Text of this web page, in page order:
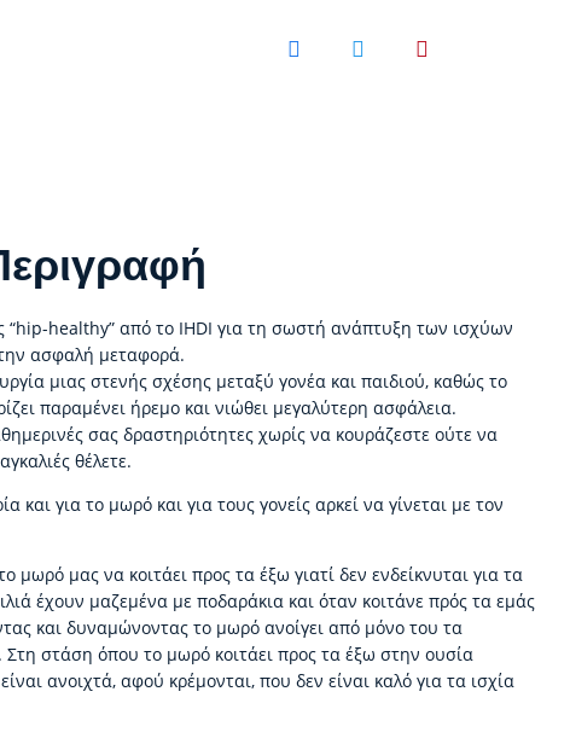
“hip-healthy” από το IHDI για τη σωστή ανάπτυξη των ισχύων
την ασφαλή μεταφορά.
μιας στενής σχέσης μεταξύ γονέα και παιδιού, καθώς το
παραμένει ήρεμο και νιώθει μεγαλύτερη ασφάλεια.
σας δραστηριότητες χωρίς να κουράζεστε ούτε να
θέλετε.
και για το μωρό και για τους γονείς αρκεί να γίνεται με τον
μας να κοιτάει προς τα έξω γιατί δεν ενδείκνυται για τα
έχουν μαζεμένα με ποδαράκια και όταν κοιτάνε πρός τα εμάς
και δυναμώνοντας το μωρό ανοίγει από μόνο του τα
στάση όπου το μωρό κοιτάει προς τα έξω στην ουσία
ανοιχτά, αφού κρέμονται, που δεν είναι καλό για τα ισχία